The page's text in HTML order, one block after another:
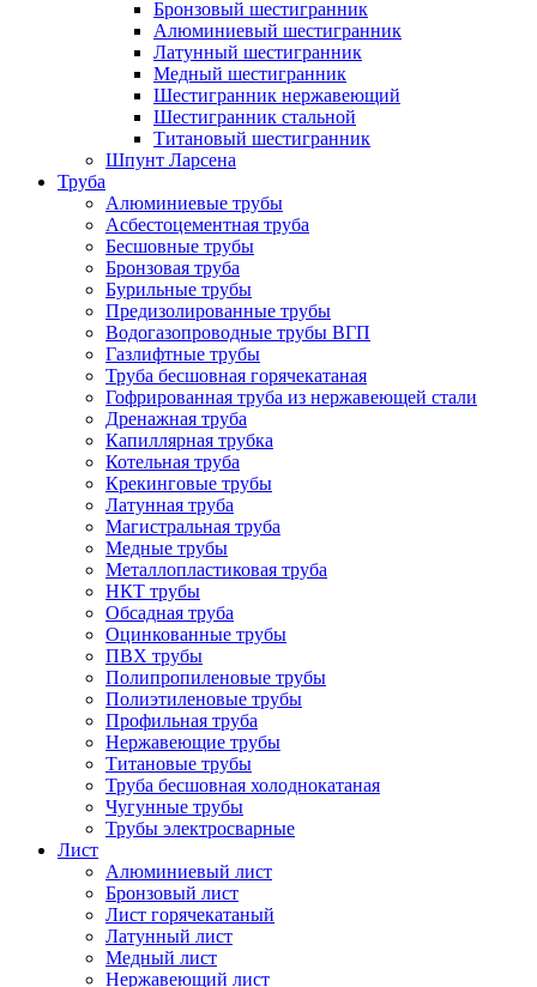
Бронзовый шестигранник
Алюминиевый шестигранник
Латунный шестигранник
Медный шестигранник
Шестигранник нержавеющий
Шестигранник стальной
Титановый шестигранник
Шпунт Ларсена
Труба
Алюминиевые трубы
Асбестоцементная труба
Бесшовные трубы
Бронзовая труба
Бурильные трубы
Предизолированные трубы
Водогазопроводные трубы ВГП
Газлифтные трубы
Труба бесшовная горячекатаная
Гофрированная труба из нержавеющей стали
Дренажная труба
Капиллярная трубка
Котельная труба
Крекинговые трубы
Латунная труба
Магистральная труба
Медные трубы
Металлопластиковая труба
НКТ трубы
Обсадная труба
Оцинкованные трубы
ПВХ трубы
Полипропиленовые трубы
Полиэтиленовые трубы
Профильная труба
Нержавеющие трубы
Титановые трубы
Труба бесшовная холоднокатаная
Чугунные трубы
Трубы электросварные
Лист
Алюминиевый лист
Бронзовый лист
Лист горячекатаный
Латунный лист
Медный лист
Нержавеющий лист